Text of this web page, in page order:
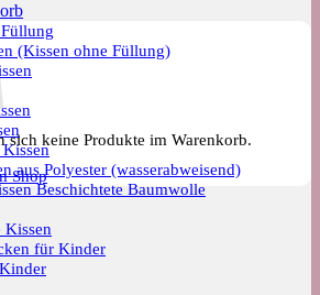
(Kissen ohne Füllung)
aus Polyester (wasserabweisend)
Beschichtete Baumwolle
Kissen
für Kinder
sich keine Produkte im Warenkorb.
Shop